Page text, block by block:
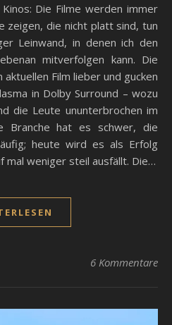
Die Filme werden immer
zeigen, die nicht platt sind, tun
Leinwand, in denen ich den
mitverfolgen kann. Die
Film lieber und gucken
in Dolby Surround – wozu
die Leute ununterbrochen im
Branche hat es schwer, die
heute wird es als Erfolg
mal weniger steil ausfällt. Die…
6 Kommentare